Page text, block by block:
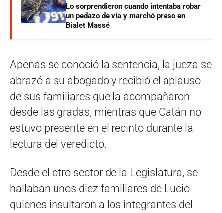
Lo sorprendieron cuando intentaba robar
un pedazo de vía y marchó preso en
Bialet Massé
Apenas se conoció la sentencia, la jueza se
abrazó a su abogado y recibió el aplauso
de sus familiares que la acompañaron
desde las gradas, mientras que Catán no
estuvo presente en el recinto durante la
lectura del veredicto.
Desde el otro sector de la Legislatura, se
hallaban unos diez familiares de Lucio
quienes insultaron a los integrantes del